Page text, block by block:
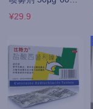
剂 50ug*140揿/支
¥110.57